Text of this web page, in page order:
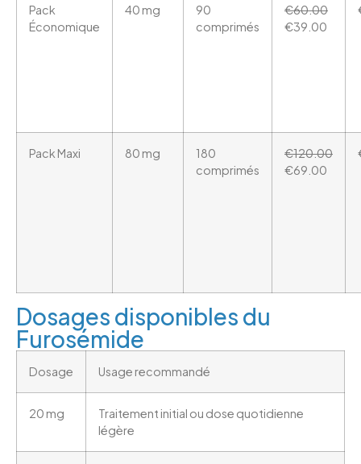
Pack
Économique
40 mg
90
comprimés
€60.00
€39.00
Pack Maxi 80 mg
180
comprimés
€120.00
€69.00
Dosages disponibles du
Furosémide
Dosage Usage recommandé
20 mg
Traitement initial ou dose quotidienne
légère